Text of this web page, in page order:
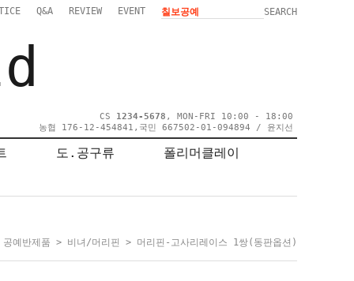
Q&A REVIEW EVENT SEARCH
CS 1234-5678 , MON-FRI 10:00 - 18:00
농협 176-12-454841,국민 667502-01-094894 / 윤지선
도.공구류 폴리머클레이
공예반제품 > 비녀/머리핀 > 머리핀-고사리레이스 1쌍(동판옵션)